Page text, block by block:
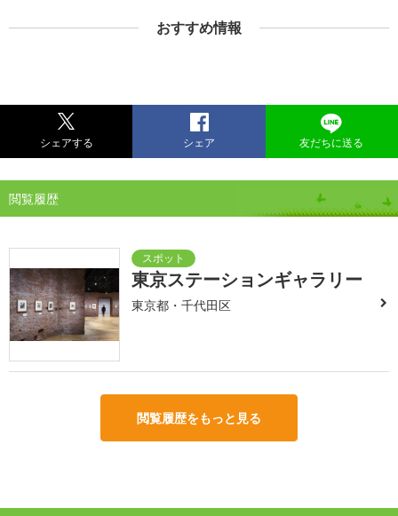
おすすめ情報
シェアする シェア 友だちに送る
閲覧履歴
東京ステーションギャラリー
東京都・千代田区
閲覧履歴をもっと見る